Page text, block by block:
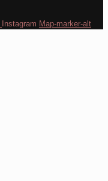
Instagram Map-marker-alt